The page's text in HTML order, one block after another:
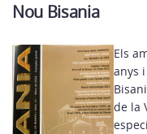
Nou Bisania
Els
anys
de la